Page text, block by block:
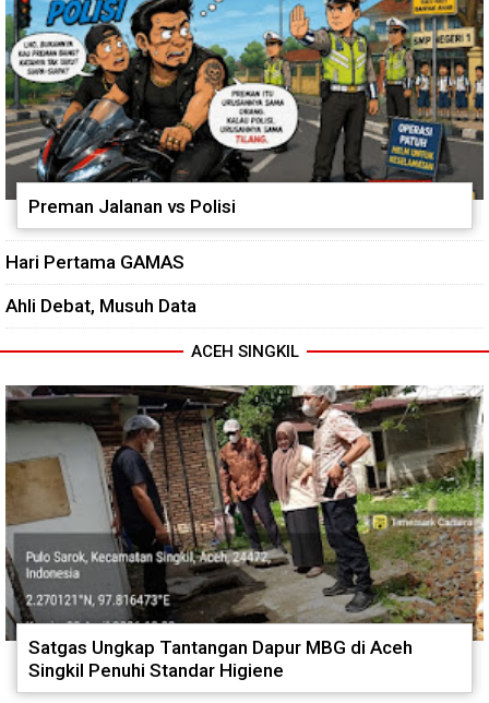
Preman Jalanan vs Polisi
Hari Pertama GAMAS
Ahli Debat, Musuh Data
ACEH SINGKIL
Satgas Ungkap Tantangan Dapur MBG di Aceh
Singkil Penuhi Standar Higiene